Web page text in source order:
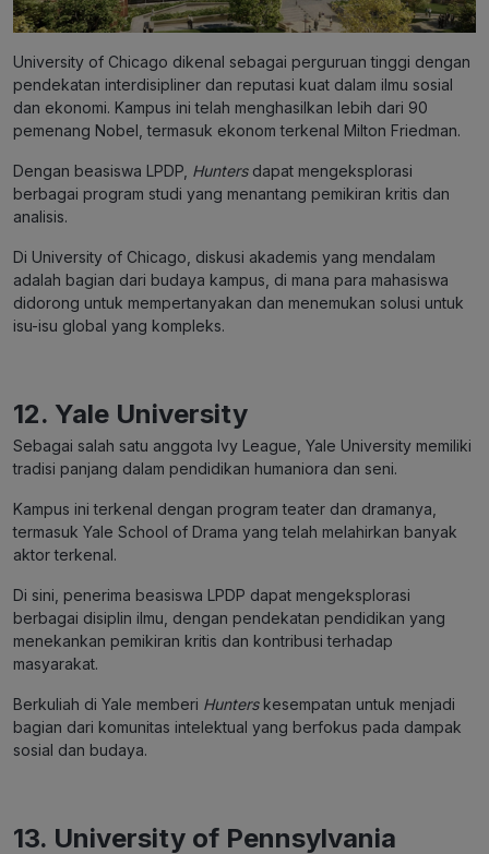
University of Chicago dikenal sebagai perguruan tinggi dengan
pendekatan interdisipliner dan reputasi kuat dalam ilmu sosial
dan ekonomi. Kampus ini telah menghasilkan lebih dari 90
pemenang Nobel, termasuk ekonom terkenal Milton Friedman.
Dengan beasiswa LPDP, Huntersdapat mengeksplorasi
berbagai program studi yang menantang pemikiran kritis dan
analisis.
Di University of Chicago, diskusi akademis yang mendalam
adalah bagian dari budaya kampus, di mana para mahasiswa
didorong untuk mempertanyakan dan menemukan solusi untuk
isu-isu global yang kompleks.
12. Yale University
Sebagai salah satu anggota Ivy League, Yale University memiliki
tradisi panjang dalam pendidikan humaniora dan seni.
Kampus ini terkenal dengan program teater dan dramanya,
termasuk Yale School of Drama yang telah melahirkan banyak
aktor terkenal.
Di sini, penerima beasiswa LPDP dapat mengeksplorasi
berbagai disiplin ilmu, dengan pendekatan pendidikan yang
menekankan pemikiran kritis dan kontribusi terhadap
masyarakat.
Berkuliah di Yale memberi Hunterskesempatan untuk menjadi
bagian dari komunitas intelektual yang berfokus pada dampak
sosial dan budaya.
13. University of Pennsylvania